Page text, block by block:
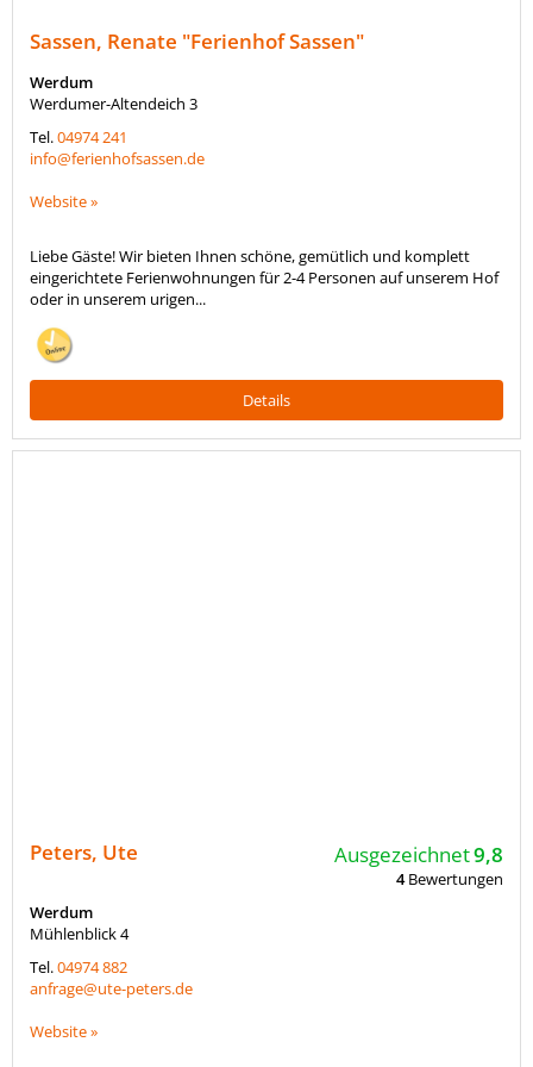
Sassen, Renate "Ferienhof Sassen"
Werdum
Werdumer-Altendeich 3
Tel.04974 241
info@ferienhofsassen.de
Website »
Liebe Gäste! Wir bieten Ihnen schöne, gemütlich und komplett
eingerichtete Ferienwohnungen für 2-4 Personen auf unserem Hof
oder in unserem urigen...
Details
Peters, Ute Ausgezeichnet9,8
4Bewertungen
Werdum
Mühlenblick 4
Tel.04974 882
anfrage@ute-peters.de
Website »